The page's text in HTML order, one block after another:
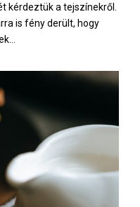
kérdeztük a tejszínekről.
is fény derült, hogy